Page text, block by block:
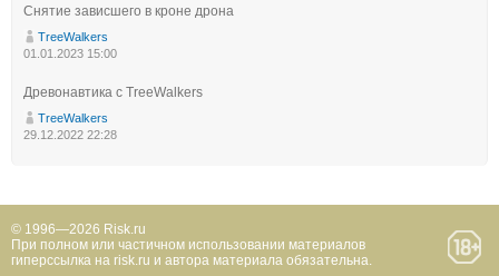
Снятие зависшего в кроне дрона
TreeWalkers
01.01.2023 15:00
Древонавтика с TreeWalkers
TreeWalkers
29.12.2022 22:28
© 1996—2026 Risk.ru
При полном или частичном использовании материалов
гиперссылка на risk.ru и автора материала обязательна.